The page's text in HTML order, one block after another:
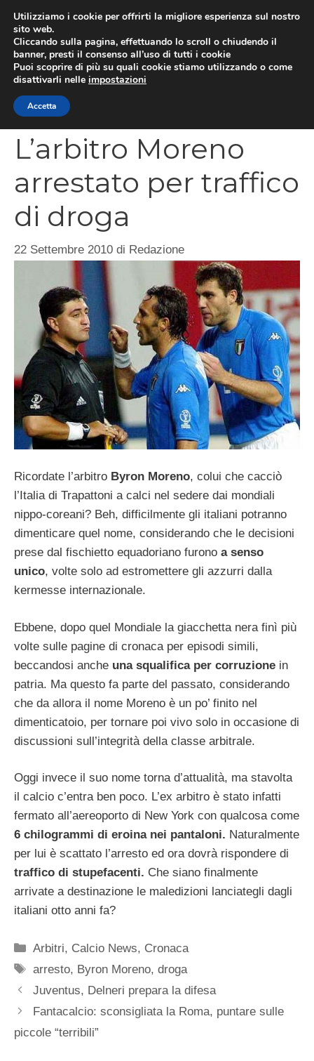
contenuto
L’arbitro Moreno
arrestato per traffico
di droga
22 Settembre 2010 di Redazione
Ricordate l’arbitro Byron Moreno, colui che cacciò
l’Italia di Trapattoni a calci nel sedere dai mondiali
nippo-coreani? Beh, difficilmente gli italiani potranno
dimenticare quel nome, considerando che le decisioni
prese dal fischietto equadoriano furono a senso
unico, volte solo ad estromettere gli azzurri dalla
kermesse internazionale.
Ebbene, dopo quel Mondiale la giacchetta nera finì più
volte sulle pagine di cronaca per episodi simili,
beccandosi anche una squalifica per corruzione in
patria. Ma questo fa parte del passato, considerando
che da allora il nome Moreno è un po’ finito nel
dimenticatoio, per tornare poi vivo solo in occasione di
discussioni sull’integrità della classe arbitrale.
Oggi invece il suo nome torna d’attualità, ma stavolta
il calcio c’entra ben poco. L’ex arbitro è stato infatti
fermato all’aereoporto di New York con qualcosa come
6 chilogrammi di eroina nei pantaloni. Naturalmente
per lui è scattato l’arresto ed ora dovrà rispondere di
traffico di stupefacenti. Che siano finalmente
arrivate a destinazione le maledizioni lanciategli dagli
italiani otto anni fa?
Categorie
Arbitri, Calcio News, Cronaca
Tag
arresto, Byron Moreno,droga
Juventus, Delneri prepara la difesa
Fantacalcio: sconsigliata la Roma, puntare sulle
piccole “terribili”
Utilizziamo i cookie per offrirti la migliore esperienza sul nostro
sito web.
Cliccando sulla pagina, effettuando lo scroll o chiudendo il
banner, presti il consenso all’uso di tutti i cookie
Puoi scoprire di più su quali cookie stiamo utilizzando o come
disattivarli nelle impostazioni
Accetta